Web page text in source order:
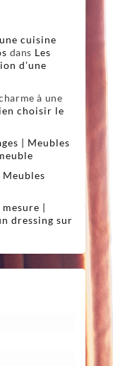
cuisine
dans Les
d’une
à une
choisir le
| Meubles
|
dressing sur